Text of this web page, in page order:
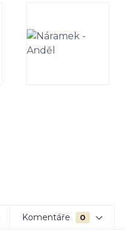
Komentáře 0